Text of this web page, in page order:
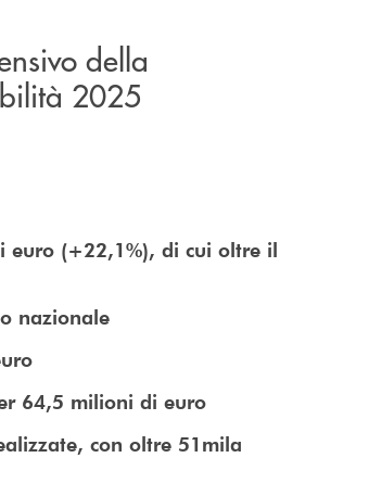
della
2025
euro (+22,1%), di cui oltre il
nazionale
64,5 milioni di euro
con oltre 51mila